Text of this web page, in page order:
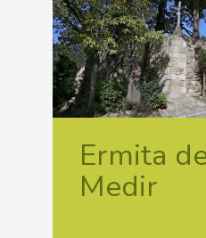
Ermita
Medir